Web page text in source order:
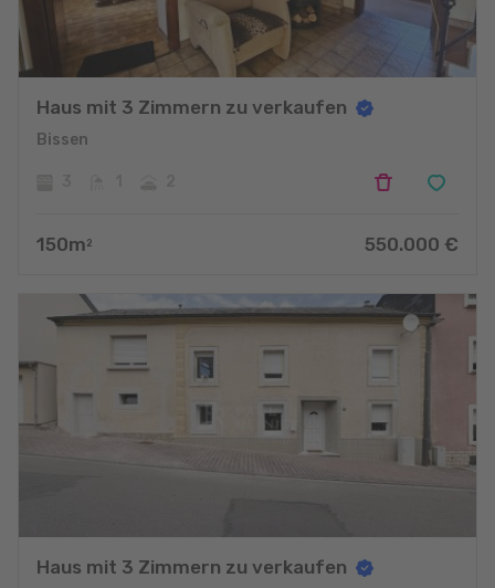
Haus mit 3 Zimmern zu verkaufen
Bissen
150m 2 550.000 €
Haus mit 3 Zimmern zu verkaufen